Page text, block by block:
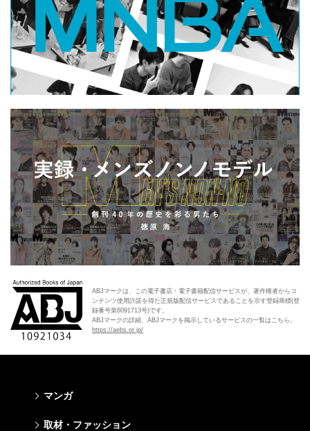
ABJマークは、この電子書店・電子書籍配信サービスが、著作権者からコ
ンテンツ使用許諾を得た正規版配信サービスであることを示す登録商標(登
録番号第6091713号)です。
ABJマークの詳細、ABJマークを掲示しているサービスの一覧はこちら。
https://aebs.or.jp/
マンガ
取材・ファッション